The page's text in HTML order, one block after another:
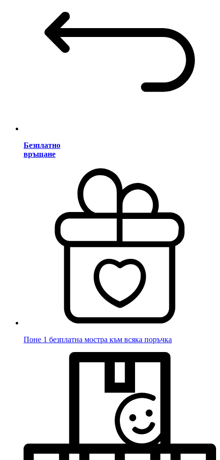
Безплатно
връщане
Поне 1 безплатна мостра към всяка поръчка